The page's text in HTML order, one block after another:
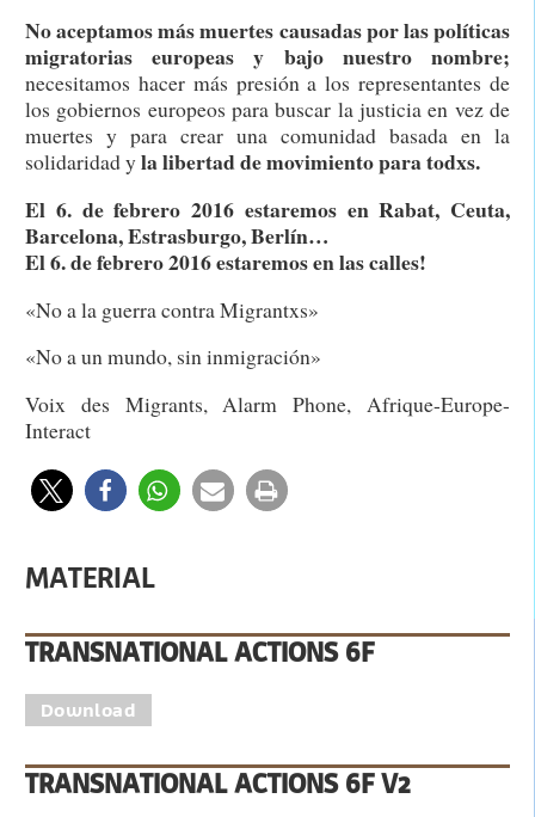
No aceptamos más muertes causadas por las políticas
migratorias europeas y bajo nuestro nombre;
necesitamos hacer más presión a los representantes de
los gobiernos europeos para buscar la justicia en vez de
muertes y para crear una comunidad basada en la
solidaridad yla libertad de movimiento para todxs.
El 6. de febrero 2016 estaremos en Rabat, Ceuta,
Barcelona, Estrasburgo, Berlín…
El 6. de febrero 2016 estaremos en las calles!
«No a la guerra contra Migrantxs»
«No a un mundo, sin inmigración»
Voix des Migrants, Alarm Phone, Afrique-Europe-
Interact
MATERIAL
TRANSNATIONAL ACTIONS 6F
Download
TRANSNATIONAL ACTIONS 6F V2